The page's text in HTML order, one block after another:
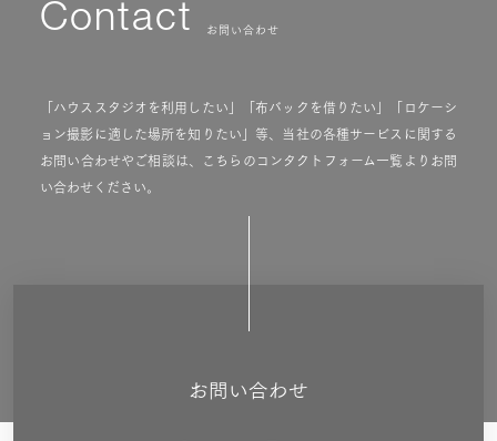
Contact お問い合わせ
「ハウススタジオを利用したい」「布バックを借りたい」「ロケーシ
ョン撮影に適した場所を知りたい」等、当社の各種サービスに関する
お問い合わせやご相談は、こちらのコンタクトフォーム一覧よりお問
い合わせください。
お問い合わせ